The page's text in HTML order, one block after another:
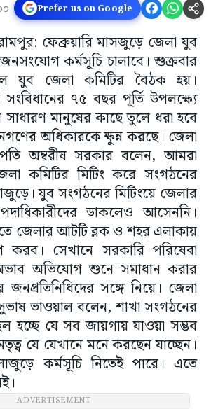
Prefer us on Google
ফেব্রুয়ারি মাসজুড়ে জেলা যুব
কর্মসূচি চালাবে। শুক্রবার
যুব জেলা কমিটির বৈঠক হয়।
৭৫ বছর পূর্তি উপলক্ষ্যে
মানুষের কাছে তুলে ধরা হবে
অধিকারকে ক্ষুন্ন করছে। জেলা
অম্বরীষ সরকার বলেন, আমরা
কমিটির মিটিং করে সংগঠনের
যুব সংগঠনের মিটিংয়ে জেলার
ডাকলেও আসেননি।
জেলার আটটি ব্লক ও শহর এলাকায়
করব। সেখানে সরকারি পরিষেবা
অভিযোগ শুনে সমাধান করার
জনপ্রতিনিধিদের সঙ্গে নিয়ে। জেলা
ভাওয়াল বলেন, শাখা সংগঠনের
হচ্ছে যে সব জায়গায় যাওয়া সম্ভব
যে যেখানে মনে করছেন যাচ্ছেন।
কর্মসূচি নিতেই পারে। এতে
ADVERTISEMENT